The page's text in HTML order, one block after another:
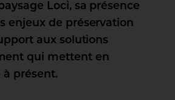
Loci, sa présence
enjeux de préservation
aux solutions
qui mettent en
à présent.